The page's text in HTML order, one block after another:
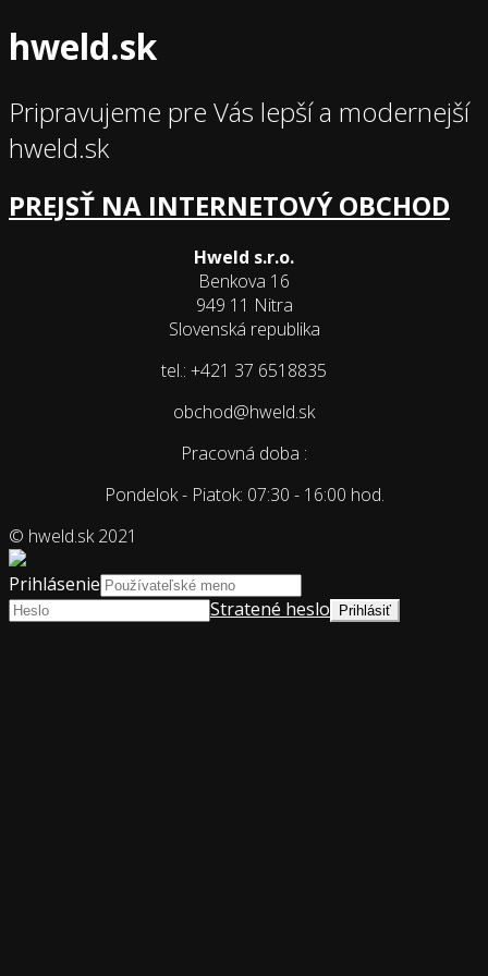
hweld.sk
Pripravujeme pre Vás lepší a modernejší
hweld.sk
PREJSŤ NA INTERNETOVÝ OBCHOD
Hweld s.r.o.
Benkova 16
949 11 Nitra
Slovenská republika
tel.: +421 37 6518835
obchod@hweld.sk
Pracovná doba :
Pondelok - Piatok: 07:30 - 16:00 hod.
© hweld.sk 2021
Prihlásenie
Stratené heslo